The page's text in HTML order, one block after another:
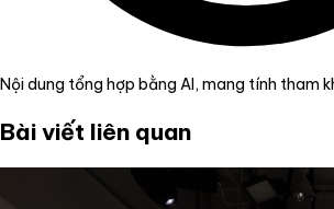
Nội dung tổng hợp bằng AI, mang tính tham
Bài viết liên quan